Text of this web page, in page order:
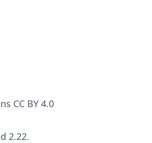
CC BY 4.0
2.22.